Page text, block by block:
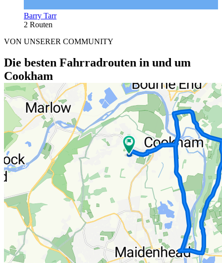
Barry Tarr
2 Routen
VON UNSERER COMMUNITY
Die besten Fahrradrouten in und um
Cookham